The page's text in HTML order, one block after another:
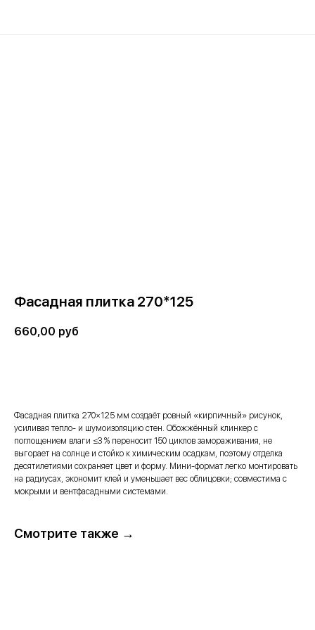
Фасадная плитка 270*125
660,00 руб
Фасадная плитка 270×125 мм создаёт ровный «кирпичный» рисунок,
усиливая тепло- и шумоизоляцию стен. Обожжённый клинкер с
поглощением влаги ≤3 % переносит 150 циклов замораживания, не
выгорает на солнце и стойко к химическим осадкам, поэтому отделка
десятилетиями сохраняет цвет и форму. Мини-формат легко монтировать
на радиусах, экономит клей и уменьшает вес облицовки; совместима с
мокрыми и вентфасадными системами.
Смотрите также →